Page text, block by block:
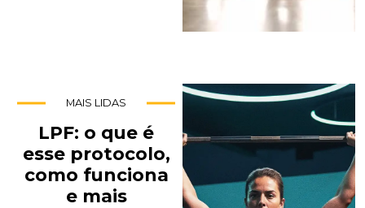
MAIS LIDAS
LPF: o que é
esse protocolo,
como funciona
e mais